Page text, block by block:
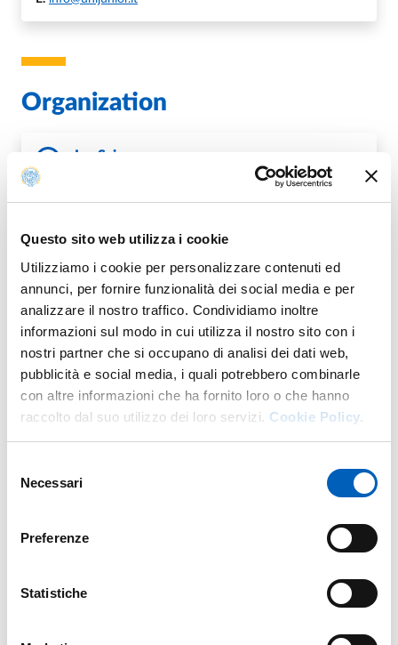
Questo sito web utilizza i cookie
Utilizziamo i cookie per personalizzare contenuti ed
annunci, per fornire funzionalità dei social media e per
analizzare il nostro traffico. Condividiamo inoltre
informazioni sul modo in cui utilizza il nostro sito con i
nostri partner che si occupano di analisi dei dati web,
pubblicità e social media, i quali potrebbero combinarle
con altre informazioni che ha fornito loro o che hanno
raccolto dal suo utilizzo dei loro servizi. Cookie Policy.
delNecessari
Preferenze
Statistiche
Organization
LeoScienza
It's part of
Unijunior Parma 2024 - Conoscere per crescere
FROMSATURDAY 12 OCTOBER 2024
INGRESSO A PAGAMENTO
Map